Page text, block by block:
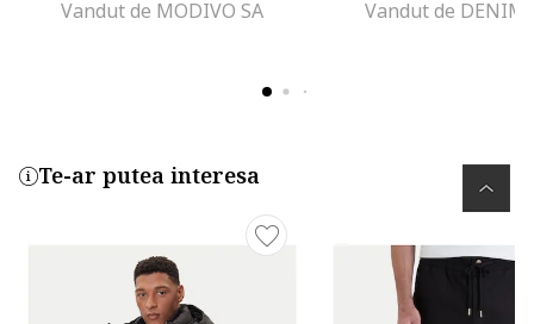
Vandut de MODIVO SA
Vandut de
Te-ar putea interesa